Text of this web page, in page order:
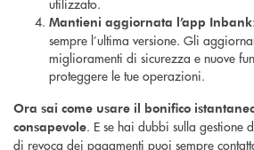
Mantieni aggiornata l’app Inbank
sempre l’ultima versione. Gli
miglioramenti di sicurezza e nuove
proteggere le tue operazioni.
Ora sai come usare il bonifico
consapevole. E se hai dubbi sulla gestione
di revoca dei pagamenti puoi sempre